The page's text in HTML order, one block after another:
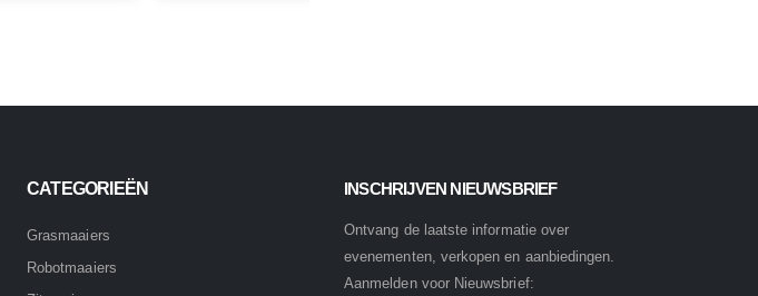
CATEGORIEËN
Grasmaaiers
Robotmaaiers
INSCHRIJVEN NIEUWSBRIEF
Ontvang de laatste informatie over
evenementen, verkopen en aanbiedingen.
Aanmelden voor Nieuwsbrief: